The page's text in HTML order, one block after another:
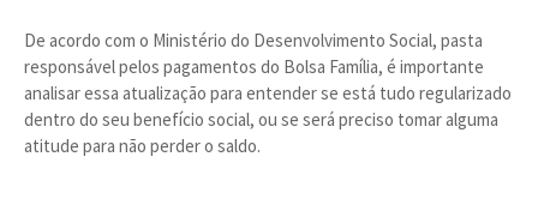
De acordo com o Ministério do Desenvolvimento Social, pasta
responsável pelos pagamentos do Bolsa Família, é importante
analisar essa atualização para entender se está tudo regularizado
dentro do seu benefício social, ou se será preciso tomar alguma
atitude para não perder o saldo.